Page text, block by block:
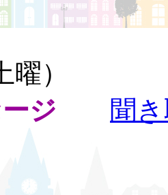
（土曜
ジ
聞